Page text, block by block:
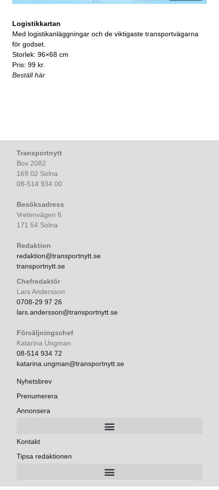
Logistikkartan
Med logistikanläggningar och de viktigaste transportvägarna
för godset.
Storlek: 96×68 cm
Pris: 99 kr.
Beställ här
Transportnytt
Box 2082
169 02 Solna
08-514 934 00
Besöksadress
Vretenvägen 6
171 54 Solna
Redaktion
redaktion@transportnytt.se
transportnytt.se
Chefredaktör
Lars Andersson
0708-29 97 26
lars.andersson@transportnytt.se
Försäljningschef
Katarina Ungman
08-514 934 72
katarina.ungman@transportnytt.se
Nyhetsbrev
Prenumerera
Annonsera
Kontakt
Tipsa redaktionen